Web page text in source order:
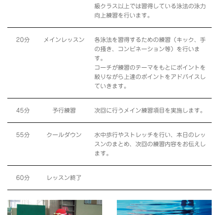
級クラス以上では習得している泳法の泳力
向上練習を行います。
20分 メインレッスン
各泳法を習得するための練習（キック、手
の掻き、コンビネーション等）を行いま
す。
コーチが練習のテーマをもとにポイントを
絞りながら上達のポイントをアドバイスし
ていきます。
45分 予行練習 次回に行うメイン練習項目を実施します。
55分 クールダウン
水中歩行やストレッチを行い、本日のレッ
スンのまとめ、次回の練習内容をお伝えし
ます。
60分 レッスン終了